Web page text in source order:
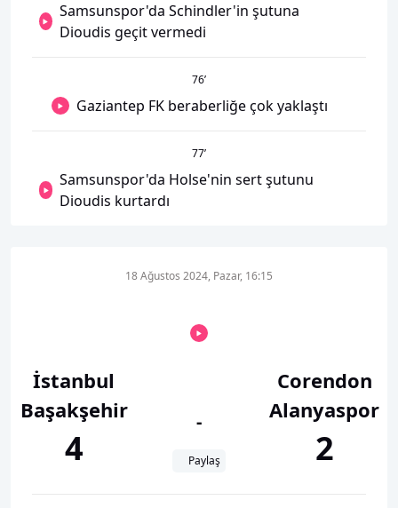
Samsunspor'da Schindler'in şutuna
Dioudis geçit vermedi
76’
Gaziantep FK beraberliğe çok yaklaştı
77’
Samsunspor'da Holse'nin sert şutunu
Dioudis kurtardı
İstanbul
Başakşehir
4
18 Ağustos 2024, Pazar, 16:15
-
Paylaş
Corendon
Alanyaspor
2